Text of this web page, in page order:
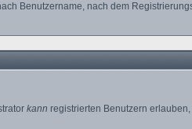
Benutzername, nach dem
kann registrierten Benutzern